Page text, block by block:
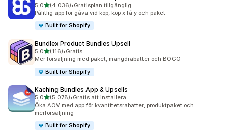
5,0av 5 stjärnor
(4 036)
4036 recensioner totalt
•Gratisplan tillgänglig
Pålitlig app för gåva vid köp, köp x få y och paket
Built for Shopify
Bundlex Product Bundles Upsell
5,0av 5 stjärnor
(116)
116 recensioner totalt
•Gratis
Mer försäljning med paket, mängdrabatter och BOGO
Built for Shopify
Kaching Bundles App & Upsells
5,0av 5 stjärnor
(5 078)
5078 recensioner totalt
•Gratis att installera
Öka AOV med app för kvantitetsrabatter, produktpaket och
merförsäljning
Built for Shopify